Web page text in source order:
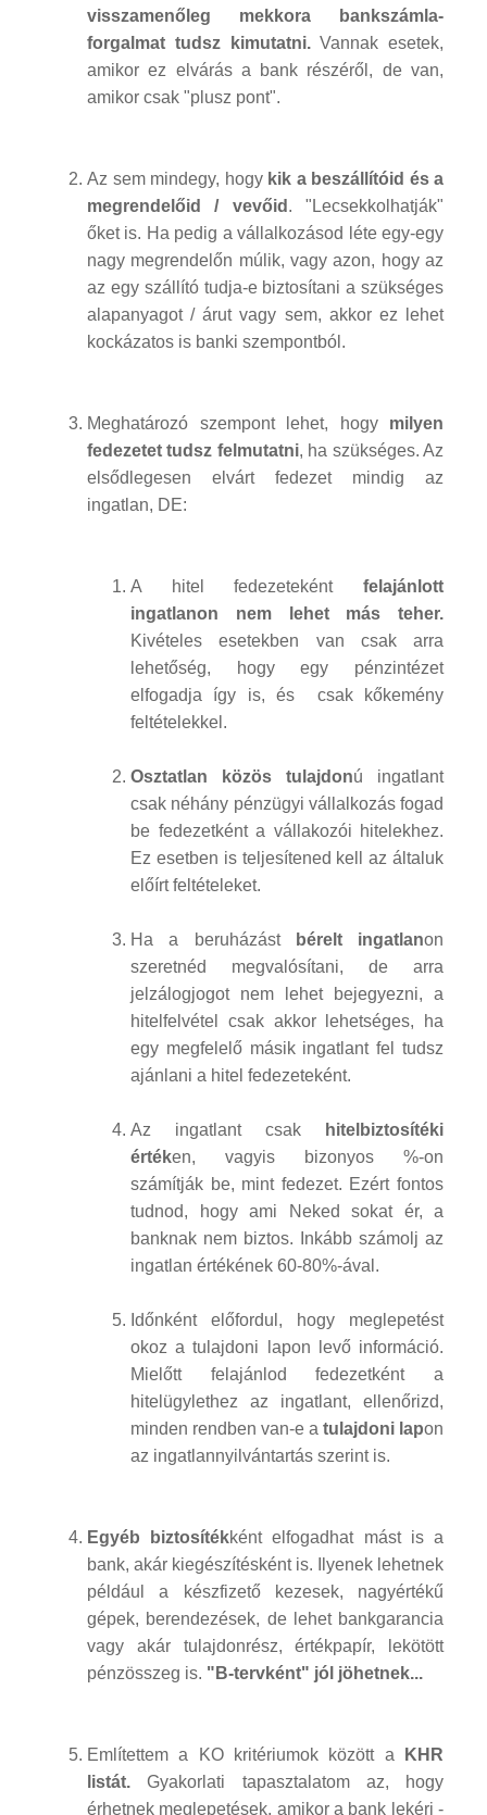
visszamenőleg mekkora bankszámla-
forgalmat tudsz kimutatni.Vannak esetek,
amikor ez elvárás a bank részéről, de van,
amikor csak "plusz pont".
Az sem mindegy, hogy kik a beszállítóid és a
megrendelőid / vevőid . "Lecsekkolhatják"
őket is. Ha pedig a vállalkozásod léte egy-egy
nagy megrendelőn múlik, vagy azon, hogy az
az egy szállító tudja-e biztosítani a szükséges
alapanyagot / árut vagy sem, akkor ez lehet
kockázatos is banki szempontból.
Meghatározó szempont lehet, hogy milyen
fedezetet tudsz felmutatni, ha szükséges. Az
elsődlegesen elvárt fedezet mindig az
ingatlan, DE:
A hitel fedezeteként felajánlott
ingatlanon nem lehet más teher.
Kivételes esetekben van csak arra
lehetőség, hogy egy pénzintézet
elfogadja így is, és csak kőkemény
feltételekkel.
Osztatlan közös tulajdonú ingatlant
csak néhány pénzügyi vállalkozás fogad
be fedezetként a vállakozói hitelekhez.
Ez esetben is teljesítened kell az általuk
előírt feltételeket.
Ha a beruházást bérelt ingatlanon
szeretnéd megvalósítani, de arra
jelzálogjogot nem lehet bejegyezni, a
hitelfelvétel csak akkor lehetséges, ha
egy megfelelő másik ingatlant fel tudsz
ajánlani a hitel fedezeteként.
Az ingatlant csak
hitelbiztosítéki
értéken, vagyis bizonyos %-on
számítják be, mint fedezet. Ezért fontos
tudnod, hogy ami Neked sokat ér, a
banknak nem biztos. Inkább számolj az
ingatlan értékének 60-80%-ával.
Időnként előfordul, hogy meglepetést
okoz a tulajdoni lapon levő információ.
Mielőtt felajánlod fedezetként a
hitelügylethez az ingatlant, ellenőrizd,
minden rendben van-e a tulajdoni lapon
az ingatlannyilvántartás szerint is.
Egyéb biztosítékként elfogadhat mást is a
bank, akár kiegészítésként is. Ilyenek lehetnek
például a készfizető kezesek, nagyértékű
gépek, berendezések, de lehet bankgarancia
vagy akár tulajdonrész, értékpapír, lekötött
pénzösszeg is. "B-tervként" jól jöhetnek...
Említettem a KO kritériumok között a
KHR
listát. Gyakorlati tapasztalatom az, hogy
érhetnek meglepetések, amikor a bank lekéri -